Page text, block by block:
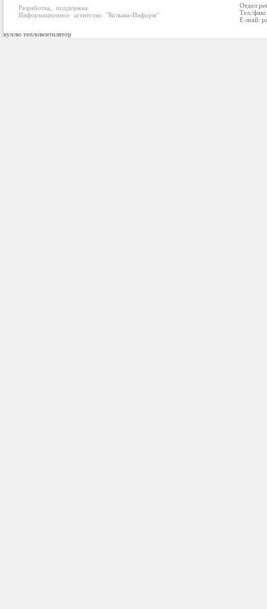
Разработка, поддержка
Информационное агентство "Колыма-Информ"
Отдел
Тел./
E-mail:
куплю тепловентилятор